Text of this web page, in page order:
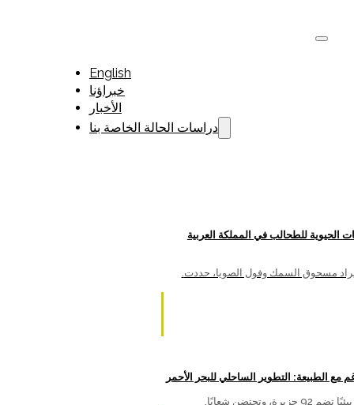
English
خبراؤنا
الأخبار
دراسات الحالة الخاصة بنا
الحيوية للطحالب في المملكة العربية
.مع محدودية الموارد الزراعية والاعتماد الكبير على استيراد مسحوق السمك وفول الصويا، حددت